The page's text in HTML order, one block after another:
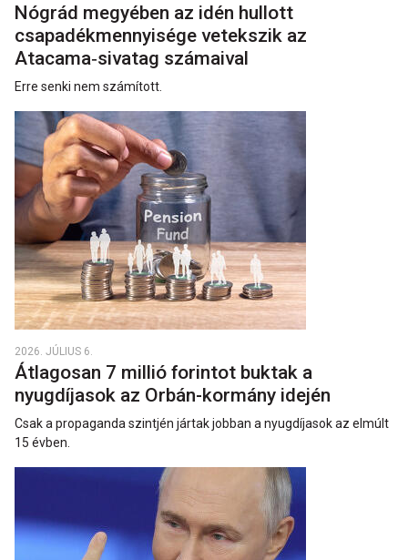
Nógrád megyében az idén hullott
csapadékmennyisége vetekszik az
Atacama‑sivatag számaival
Erre senki nem számított.
2026. JÚLIUS 6.
Átlagosan 7 millió forintot buktak a
nyugdíjasok az Orbán-kormány idején
Csak a propaganda szintjén jártak jobban a nyugdíjasok az elmúlt
15 évben.